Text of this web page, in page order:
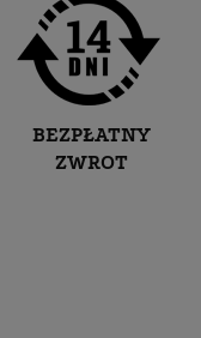
BEZPŁATNY
ZWROT